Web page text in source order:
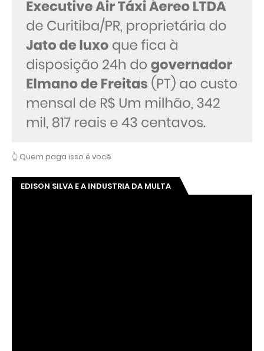
👆 Quem paga isso é você
EDISON SILVA E A INDUSTRIA DA MULTA